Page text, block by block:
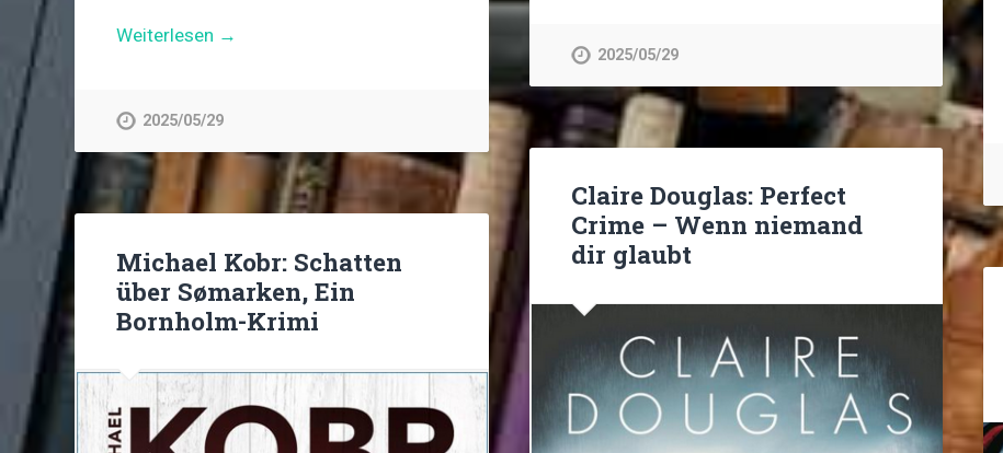
Weiterlesen →
2025/05/29
2025/05/29
Claire Douglas: Perfect
Crime – Wenn niemand
dir glaubt
Michael Kobr: Schatten
über Sømarken, Ein
Bornholm-Krimi